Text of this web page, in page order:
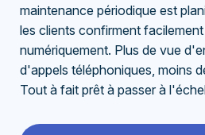
maintenance périodique est
les clients confirment
numériquement. Plus de vue
d'appels téléphoniques, moins
Tout à fait prêt à passer à